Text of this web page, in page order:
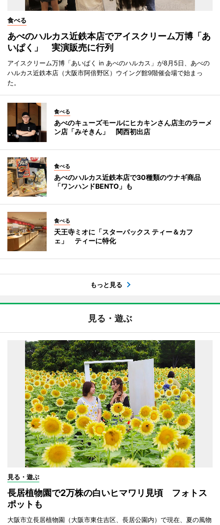
食べる
あべのハルカス近鉄本店でアイスクリーム万博「あ
いぱく」 実演販売に行列
アイスクリーム万博「あいぱく in あべのハルカス」が8月5日、あべの
ハルカス近鉄本店（大阪市阿倍野区）ウイング館9階催会場で始まっ
た。
食べる
あべのキューズモールにヒカキンさん店主のラーメ
ン店「みそきん」 関西初出店
食べる
あべのハルカス近鉄本店で30種類のウナギ商品
「ワンハンドBENTO」も
食べる
天王寺ミオに「スターバックス ティー＆カフ
ェ」 ティーに特化
もっと見る
見る・遊ぶ
見る・遊ぶ
長居植物園で2万株の白いヒマワリ見頃 フォトス
ポットも
大阪市立長居植物園（大阪市東住吉区、長居公園内）で現在、夏の風物